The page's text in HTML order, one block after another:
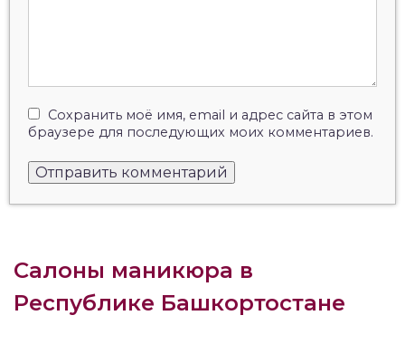
Сохранить моё имя, email и адрес сайта в этом
браузере для последующих моих комментариев.
Салоны маникюра в
Республике Башкортостане